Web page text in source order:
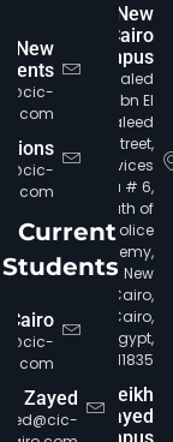
New
Cairo
Campus
Khaled
Ibn El
Waleed
Street,
Services
Area # 6,
South of
Police
Academy,
New
Cairo,
Cairo,
Egypt,
11835.
Sheikh
Zayed
Campus
New
Current
Students
Cairo
Zayed